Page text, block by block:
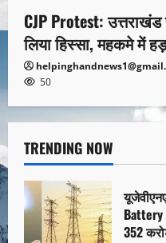
CJP Protest:
लिया हिस्सा, महकमे में
50
TRENDING NOW
Battery
352